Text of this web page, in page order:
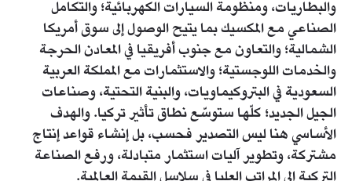
والبطاريات، ومنظومة السيارات الكهربائية؛ والتكامل
الصناعي مع المكسيك بما يتيح الوصول إلى سوق أمريكا
الشمالية؛ والتعاون مع جنوب أفريقيا في المعادن الحرجة
والخدمات اللوجستية؛ والاستثمارات مع المملكة العربية
السعودية في البتروكيماويات، والبنية التحتية، وصناعات
الجيل الجديد؛ كلّها ستوسّع نطاق تأثير تركيا. والهدف
الأساسي هنا ليس التصدير فحسب، بل إنشاء قواعد إنتاج
مشتركة، وتطوير آليات استثمار متبادلة، ورفع الصناعة